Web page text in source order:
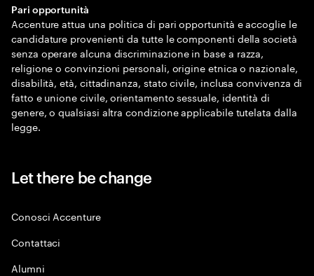
Pari opportunità
Accenture attua una politica di pari opportunità e accoglie le
candidature provenienti da tutte le componenti della società
senza operare alcuna discriminazione in base a razza,
religione o convinzioni personali, origine etnica o nazionale,
disabilità, età, cittadinanza, stato civile, inclusa convivenza di
fatto e unione civile, orientamento sessuale, identità di
genere, o qualsiasi altra condizione applicabile tutelata dalla
legge.
Let there be change
Conosci Accenture
Contattaci
Alumni